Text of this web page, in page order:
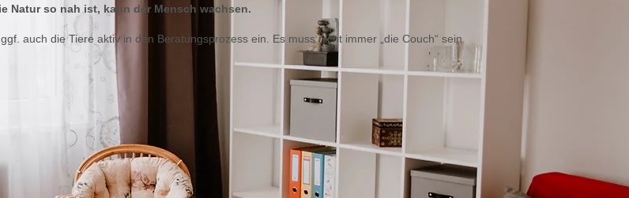
Natur so nah ist, kann der Mensch wachsen.
auch die Tiere aktiv in den Beratungsprozess ein. Es muss nicht immer „die Couch“ sein